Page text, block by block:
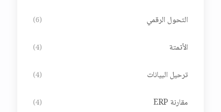
التحول الرقمي (6)
الأتمتة (4)
ترحيل البيانات (4)
مقارنة ERP (4)